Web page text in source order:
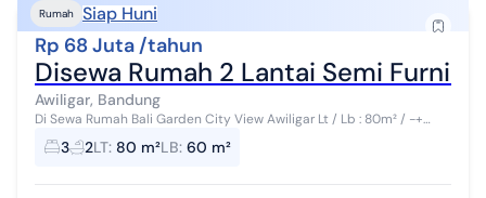
Rumah Siap Huni
Rp 68 Juta /tahun
Disewa Rumah 2 Lantai Semi
Awiligar, Bandung
Di Sewa Rumah Bali Garden City View Awiligar Lt / Lb : 80m² / -+
60m² 2 Lantai 3 KT 2 Km 1 Gudang Listrik 3500w Air Artesis Semi
Furnish : kitc...
3 2LT: 80 m²LB: 60 m²